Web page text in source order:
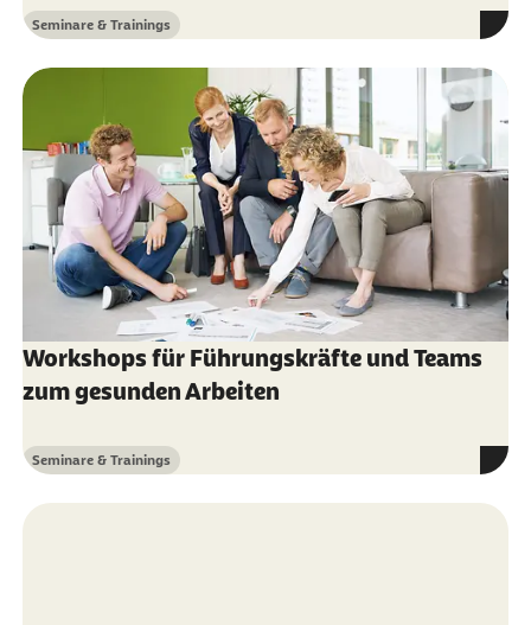
Kategorie
Seminare & Trainings
Workshops für Führungskräfte und Teams
zum gesunden Arbeiten
Kategorie
Seminare & Trainings